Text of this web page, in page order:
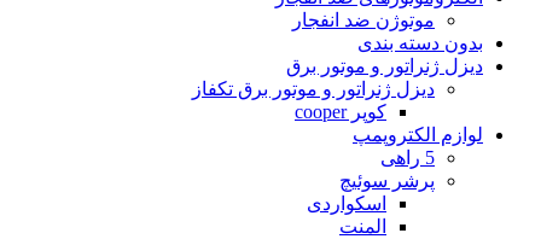
موتوژن ضد انفجار
بدون دسته بندی
دیزل ژنراتور و موتور برق
دیزل ژنراتور و موتور برق تکفاز
کوپر cooper
لوازم الکتروپمپ
5 راهی
پرشر سوئیچ
اسکواردی
المنت